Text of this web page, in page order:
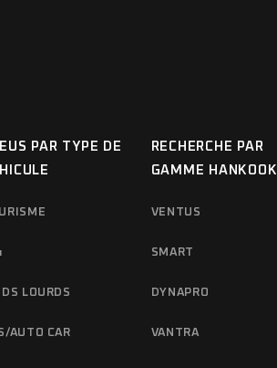
PAR TYPE DE
LOURDS
AUTO CAR
RECHERCHE PAR
GAMME HANKOOK
VENTUS
SMART
DYNAPRO
VANTRA